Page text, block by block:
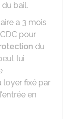
bail.
a 3 mois
pour
du
lui
loyer fixé par
en